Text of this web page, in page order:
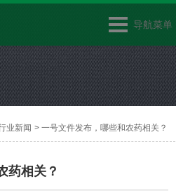
导航菜单
业新闻 >一号文件发布，哪些和农药相关？
药相关？